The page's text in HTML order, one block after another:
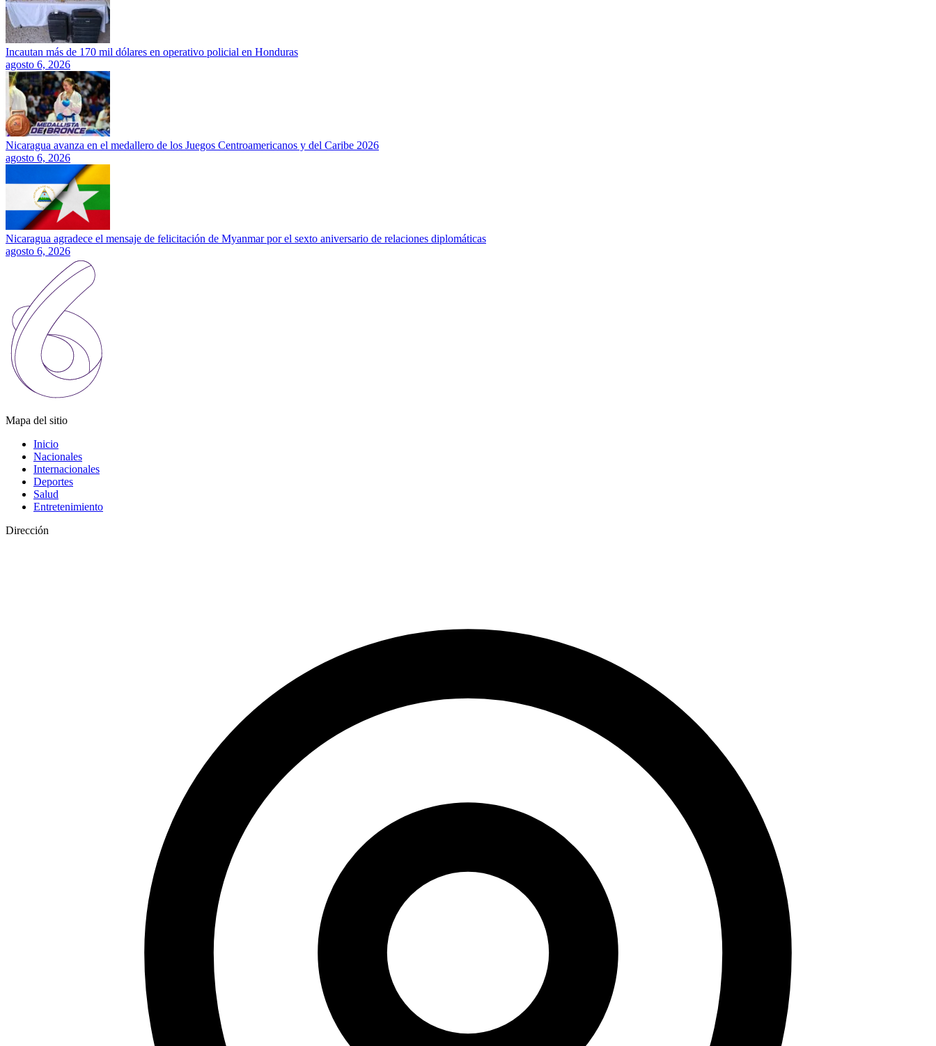
Incautan más de 170 mil dólares en operativo policial en Honduras
agosto 6, 2026
Nicaragua avanza en el medallero de los Juegos Centroamericanos y del Caribe 2026
agosto 6, 2026
Nicaragua agradece el mensaje de felicitación de Myanmar por el sexto aniversario de relaciones diplomáticas
agosto 6, 2026
Mapa del sitio
Inicio
Nacionales
Internacionales
Deportes
Salud
Entretenimiento
Dirección